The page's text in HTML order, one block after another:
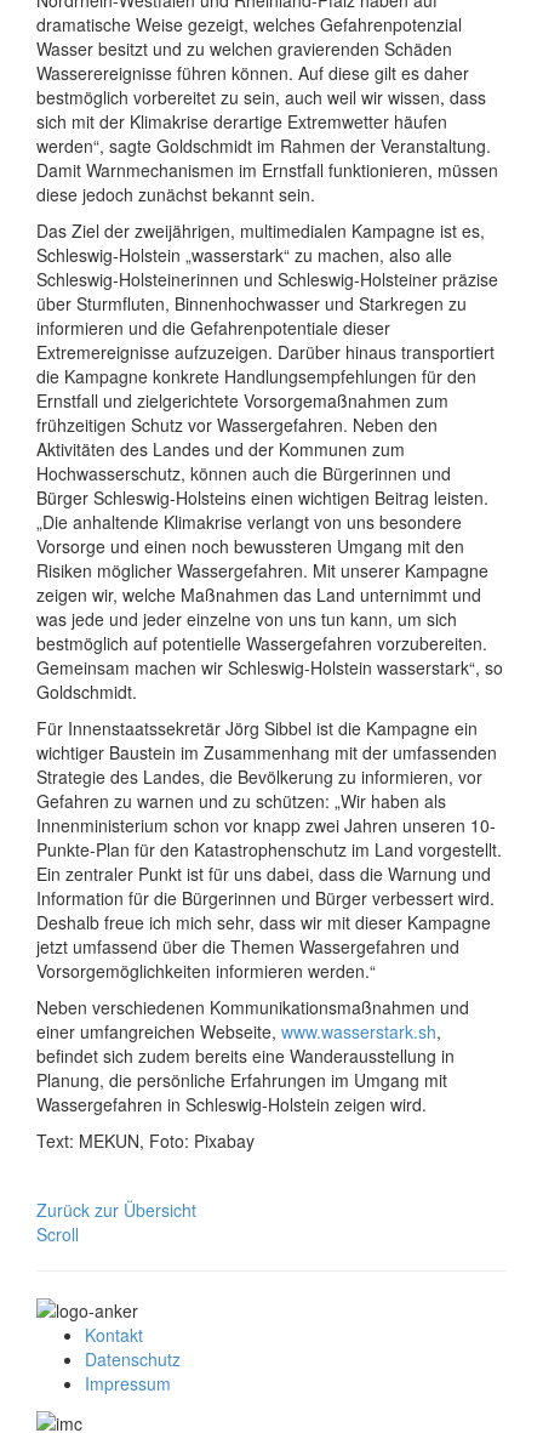
dramatische Weise gezeigt, welches Gefahrenpotenzial
Wasser besitzt und zu welchen gravierenden Schäden
Wasserereignisse führen können. Auf diese gilt es daher
bestmöglich vorbereitet zu sein, auch weil wir wissen, dass
sich mit der Klimakrise derartige Extremwetter häufen
werden“, sagte Goldschmidt im Rahmen der Veranstaltung.
Damit Warnmechanismen im Ernstfall funktionieren, müssen
diese jedoch zunächst bekannt sein.
Das Ziel der zweijährigen, multimedialen Kampagne ist es,
Schleswig-Holstein „wasserstark“ zu machen, also alle
Schleswig-Holsteinerinnen und Schleswig-Holsteiner präzise
über Sturmfluten, Binnenhochwasser und Starkregen zu
informieren und die Gefahrenpotentiale dieser
Extremereignisse aufzuzeigen. Darüber hinaus transportiert
die Kampagne konkrete Handlungsempfehlungen für den
Ernstfall und zielgerichtete Vorsorgemaßnahmen zum
frühzeitigen Schutz vor Wassergefahren. Neben den
Aktivitäten des Landes und der Kommunen zum
Hochwasserschutz, können auch die Bürgerinnen und
Bürger Schleswig-Holsteins einen wichtigen Beitrag leisten.
„Die anhaltende Klimakrise verlangt von uns besondere
Vorsorge und einen noch bewussteren Umgang mit den
Risiken möglicher Wassergefahren. Mit unserer Kampagne
zeigen wir, welche Maßnahmen das Land unternimmt und
was jede und jeder einzelne von uns tun kann, um sich
bestmöglich auf potentielle Wassergefahren vorzubereiten.
Gemeinsam machen wir Schleswig-Holstein wasserstark“, so
Goldschmidt.
Für Innenstaatssekretär Jörg Sibbel ist die Kampagne ein
wichtiger Baustein im Zusammenhang mit der umfassenden
Strategie des Landes, die Bevölkerung zu informieren, vor
Gefahren zu warnen und zu schützen: „Wir haben als
Innenministerium schon vor knapp zwei Jahren unseren 10-
Punkte-Plan für den Katastrophenschutz im Land vorgestellt.
Ein zentraler Punkt ist für uns dabei, dass die Warnung und
Information für die Bürgerinnen und Bürger verbessert wird.
Deshalb freue ich mich sehr, dass wir mit dieser Kampagne
jetzt umfassend über die Themen Wassergefahren und
Vorsorgemöglichkeiten informieren werden.“
Neben verschiedenen Kommunikationsmaßnahmen und
einer umfangreichen Webseite, www.wasserstark.sh,
befindet sich zudem bereits eine Wanderausstellung in
Planung, die persönliche Erfahrungen im Umgang mit
Wassergefahren in Schleswig-Holstein zeigen wird.
Text: MEKUN, Foto: Pixabay
Zurück zur Übersicht
Scroll
Kontakt
Datenschutz
Impressum